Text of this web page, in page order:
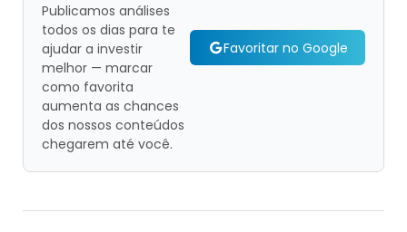
Publicamos análises
todos os dias para te
ajudar a investir
melhor — marcar
como favorita
aumenta as chances
dos nossos conteúdos
chegarem até você.
Favoritar no Google